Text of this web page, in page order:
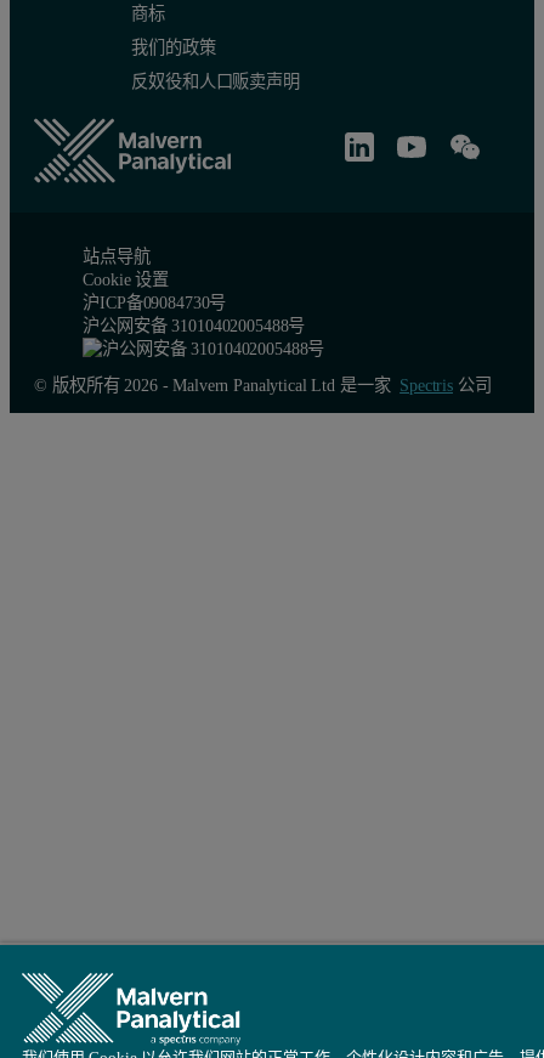
商标
我们的政策
反奴役和人口贩卖声明
站点导航
Cookie 设置
沪ICP备09084730号
沪公网安备 31010402005488号
© 版权所有 2026 - Malvern Panalytical Ltd 是一家 Spectris公司